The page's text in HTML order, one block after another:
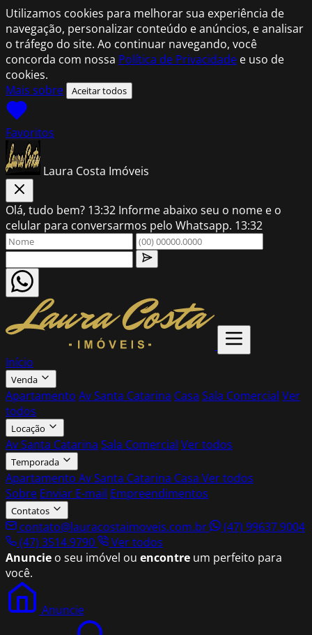
Utilizamos cookies para melhorar sua experiência de
navegação, personalizar conteúdo e anúncios, e analisar
o tráfego do site. Ao continuar navegando, você
concorda com nossa Política de Privacidade e uso de
cookies.
Mais sobre
Aceitar todos
Favoritos
Laura Costa Imóveis
Olá, tudo bem? 13:32 Informe abaixo seu o nome e o
celular para conversarmos pelo Whatsapp. 13:32
Início
Venda
Apartamento Av Santa Catarina Casa Sala Comercial Ver
todos
Locação
Av Santa Catarina Sala Comercial Ver todos
Temporada
Apartamento Av Santa Catarina Casa Ver todos
Sobre Enviar E-mail Empreendimentos
Contatos
contato@lauracostaimoveis.com.br
(47) 99637.9004
(47) 3514.9790
Ver todos
Anuncie o seu imóvel ou encontre um perfeito para
você.
Anuncie